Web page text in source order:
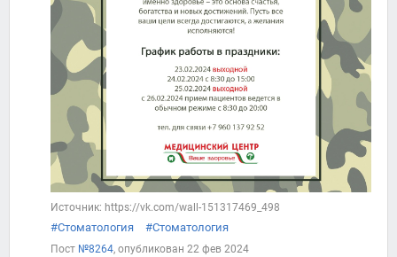
Источник: https://vk.com/wall-151317469_498
#Стоматология #Стоматология
Пост №8264, опубликован 22 фев 2024